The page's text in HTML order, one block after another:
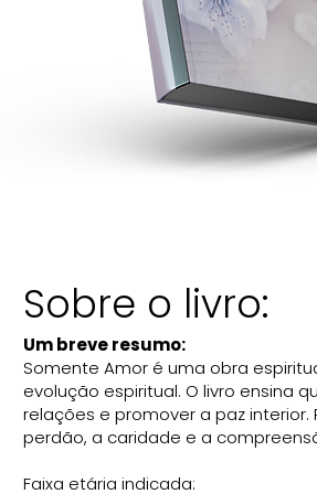
Sobre o livro:
Um breve resumo:
Somente Amor é uma obra
evolução espiritual. O livro ensina
relações e promover a paz
perdão, a caridade e a
Faixa etária indicada: